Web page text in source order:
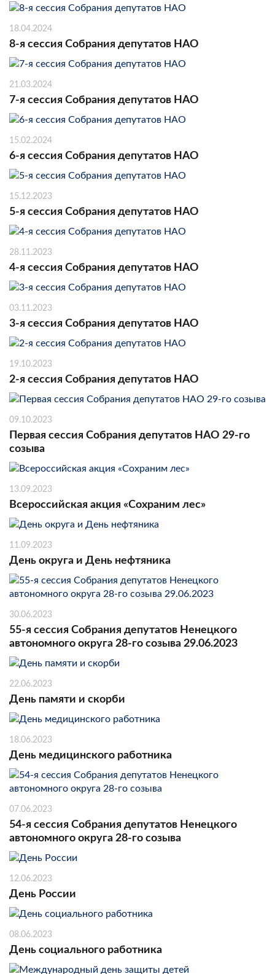
18.04.2024
8-я сессия Собрания депутатов НАО
21.03.2024
7-я сессия Собрания депутатов НАО
15.02.2024
6-я сессия Собрания депутатов НАО
15.12.2023
5-я сессия Собрания депутатов НАО
28.11.2023
4-я сессия Собрания депутатов НАО
03.11.2023
3-я сессия Собрания депутатов НАО
19.10.2023
2-я сессия Собрания депутатов НАО
09.10.2023
Первая сессия Собрания депутатов НАО 29-го
созыва
13.09.2023
Всероссийская акция «Сохраним лес»
11.09.2023
День округа и День нефтяника
30.06.2023
55-я сессия Собрания депутатов Ненецкого
автономного округа 28-го созыва 29.06.2023
22.06.2023
День памяти и скорби
18.06.2023
День медицинского работника
07.06.2023
54-я сессия Собрания депутатов Ненецкого
автономного округа 28-го созыва
12.06.2023
День России
08.06.2023
День социального работника